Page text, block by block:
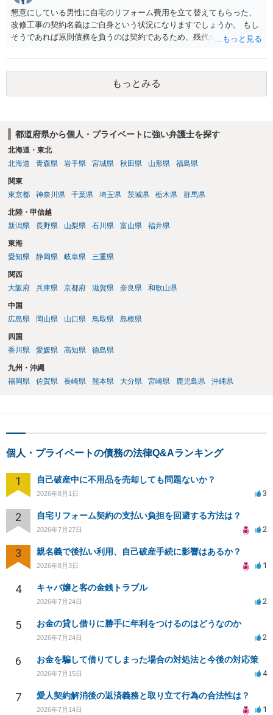
懇意にしている男性に自宅のリフォーム費用を立て替えてもらった、
改修工事の契約名義はご自身という状況になりますでしょうか。 もし
そうであれば原則債務を負うのは契約であるため、残代金を捻出して
ます。 入籍した場合でも、原則契約者が単独で全ての債務を負うこと
には変わりがありません。 なかなか対応に難しい案件であり、公開の
場でアドバイスを行うのも限界があるように思われますので、資料等
を持参のうえ個別に弁護士に相談されることをお勧めします。
もっとみる
都道府県から個人・プライベートに強い弁護士を探す
北海道・東北
北海道
青森県 岩手県 宮城県 秋田県 山形県 福島県
関東
東京都
神奈川県 千葉県 埼玉県 茨城県 栃木県 群馬県
北陸・甲信越
新潟県
長野県 山梨県 石川県 富山県 福井県
東海
愛知県
静岡県 岐阜県 三重県
関西
大阪府
兵庫県 京都府 滋賀県 奈良県 和歌山県
中国
広島県
岡山県 山口県 鳥取県 島根県
四国
香川県
愛媛県 高知県 徳島県
九州・沖縄
福岡県
佐賀県 長崎県 熊本県 大分県 宮崎県 鹿児島県 沖縄県
個人・プライベートの債務の法律Q&Aランキング
1 自己破産中に不用品を売却しても問題ないか？
2026年8月1日 3
2 自宅リフォーム契約の支払い負担を回避する方法は？
2026年7月27日 2
3 親名義で後払い利用、自己破産手続に影響はあるか？
2026年8月3日 1
4 キャバ嬢と客の金銭トラブル
2026年7月24日 2
5 お金の貸し借りに勝手に年利をつけるのはどうなのか
2026年7月24日 2
6 お金を騙して借りてしまった場合の対処法と今後の対応策
2026年7月15日 4
7 愛人契約解消後の返済義務と取り立て行為の合法性は？
2026年7月14日 1